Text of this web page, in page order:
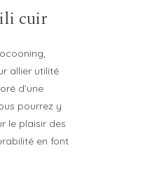
cuir
allier utilité
d’une
pourrez y
le plaisir des
en font